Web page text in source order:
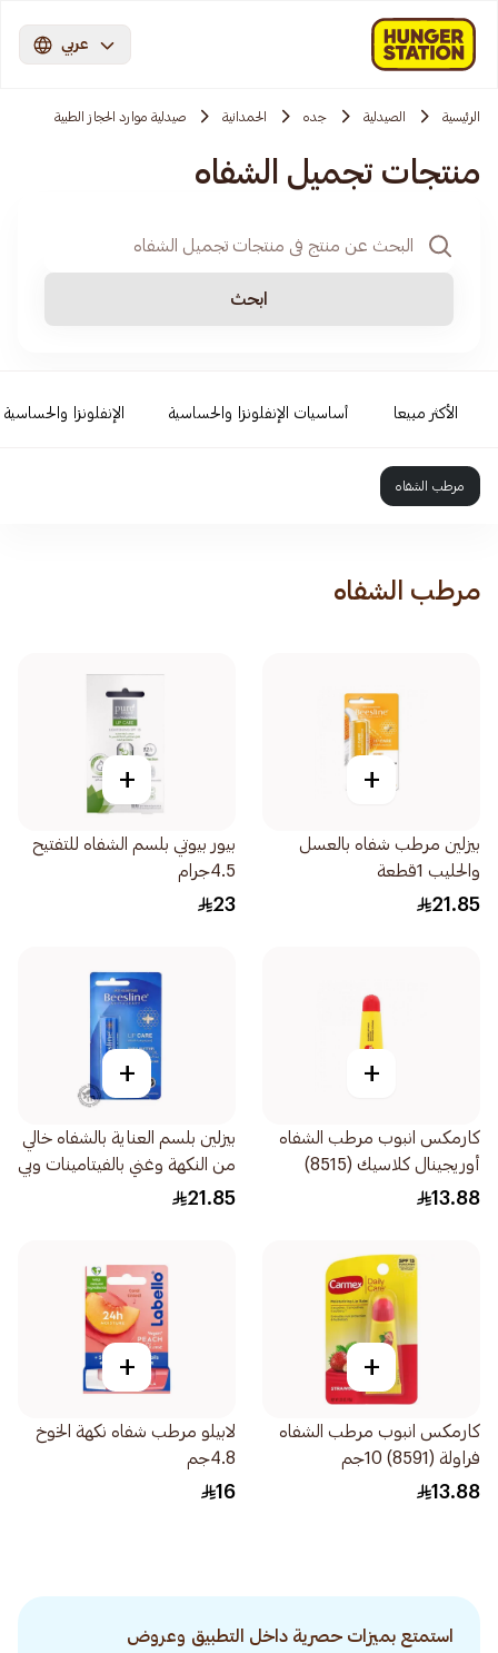
عربي
الرئيسية الصيدلية جده الحمدانية صيدلية موارد الحجاز الطبية
منتجات تجميل الشفاه
ابحث
الأكثر مبيعا أساسيات الإنفلونزا والحساسية الإنفلونزا والحساسية
مرطب الشفاه
مرطب الشفاه
+
بيزلين مرطب شفاه بالعسل
والحليب 1قطعة
21.85
+
بيور بيوتي بلسم الشفاه للتفتيح
4.5جرام
23
+
كارمكس انبوب مرطب الشفاه
أوريجينال كلاسيك (8515)
10جم
13.88
+
بيزلين بلسم العناية بالشفاه خالي
من النكهة وغني بالفيتامينات وبي
كاروتين 4.5جرام
21.85
+
كارمكس انبوب مرطب الشفاه
فراولة (8591) 10جم
13.88
+
لابيلو مرطب شفاه نكهة الخوخ
4.8جم
16
استمتع بميزات حصرية داخل التطبيق وعروض